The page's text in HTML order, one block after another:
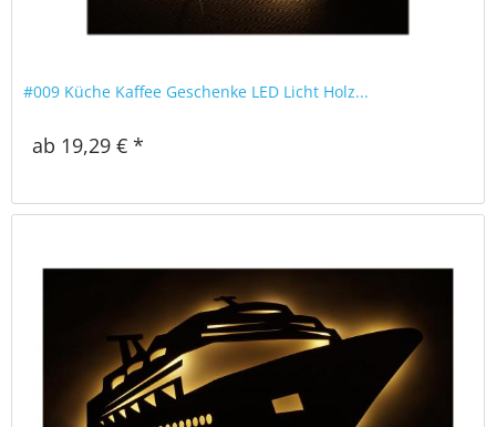
#009 Küche Kaffee Geschenke LED Licht Holz...
ab 19,29 € *